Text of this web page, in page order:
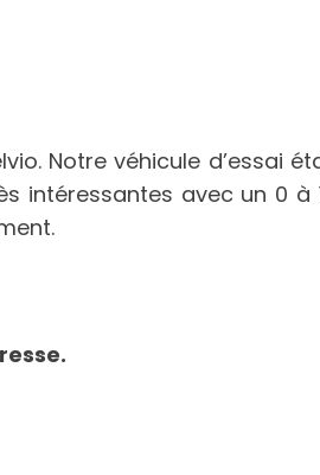
Notre véhicule d’essai
intéressantes avec un 0